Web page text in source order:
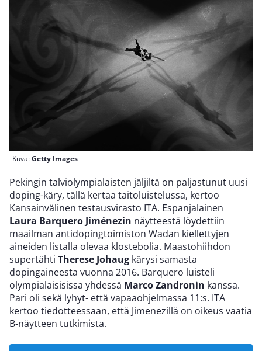
Kuva:Getty Images
Pekingin talviolympialaisten jäljiltä on paljastunut uusi
doping-käry, tällä kertaa taitoluistelussa, kertoo
Kansainvälinen testausvirasto ITA. Espanjalainen
Laura Barquero Jiménezin näytteestä löydettiin
maailman antidopingtoimiston Wadan kiellettyjen
aineiden listalla olevaa klostebolia. Maastohiihdon
supertähti Therese Johaug kärysi samasta
dopingaineesta vuonna 2016. Barquero luisteli
olympialaisisissa yhdessä Marco Zandronin kanssa.
Pari oli sekä lyhyt- että vapaaohjelmassa 11:s. ITA
kertoo tiedotteessaan, että Jimenezillä on oikeus vaatia
B-näytteen tutkimista.